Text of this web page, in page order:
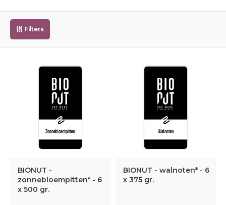
Filters
BIONUT -
zonnebloempitten* - 6
x 500 gr.
BIONUT - walnoten* - 6
x 375 gr.